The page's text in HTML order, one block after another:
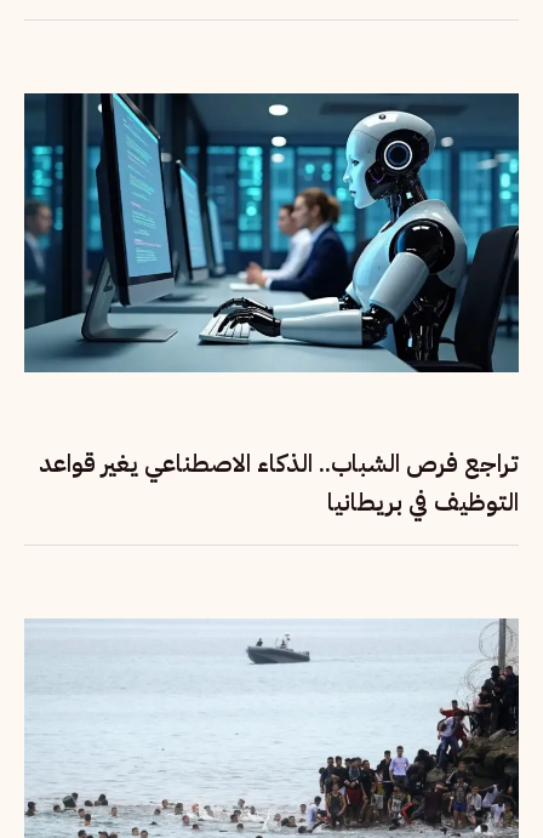
تراجع فرص الشباب.. الذكاء الاصطناعي يغير قواعد
التوظيف في بريطانيا